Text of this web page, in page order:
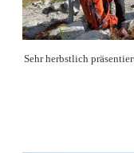
Sehr herbstlich